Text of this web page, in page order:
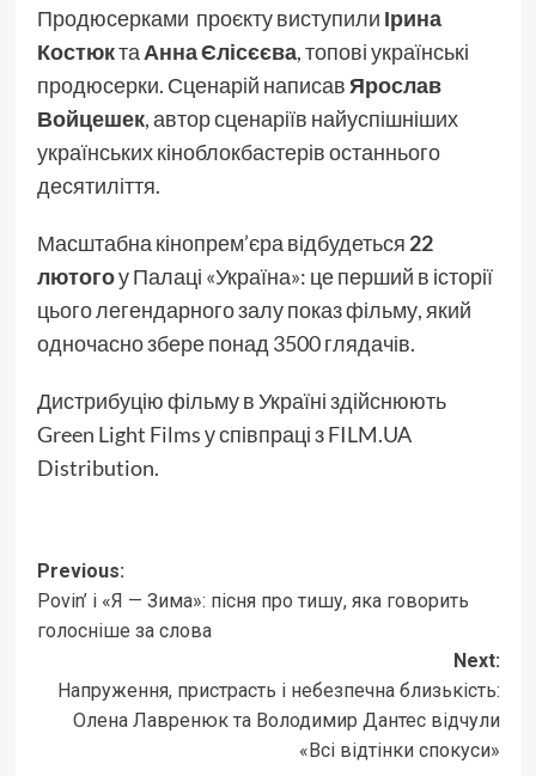
Продюсерками проєкту виступили Ірина
Костюкта Анна Єлісєєва, топові українські
продюсерки. Сценарій написав Ярослав
Войцешек, автор сценаріїв найуспішніших
українських кіноблокбастерів останнього
десятиліття.
Масштабна кінопрем’єра відбудеться 22
лютогоу Палаці «Україна»: це перший в історії
цього легендарного залу показ фільму, який
одночасно збере понад 3500 глядачів.
Дистрибуцію фільму в Україні здійснюють
Green Light Films у співпраці з FILM.UA
Distribution.
Post
navigation
Previous:
Povin’ і «Я — Зима»: пісня про тишу, яка говорить
голосніше за слова
Next:
Напруження, пристрасть і небезпечна близькість:
Олена Лавренюк та Володимир Дантес відчули
«Всі відтінки спокуси»